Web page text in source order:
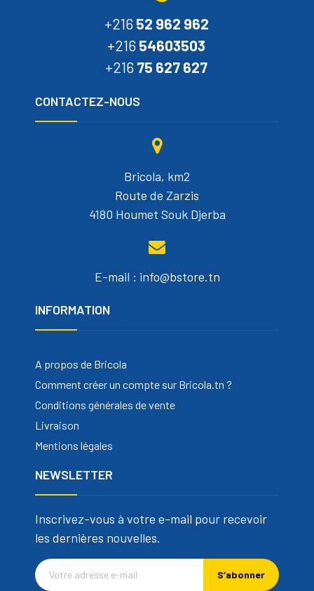
+216 52 962 962
+216 54603503
+216 75 627 627
CONTACTEZ-NOUS
Bricola, km2
Route de Zarzis
4180 Houmet Souk Djerba
E-mail : info@bstore.tn
INFORMATION
A propos de Bricola
Comment créer un compte sur Bricola.tn ?
Conditions générales de vente
Livraison
Mentions légales
NEWSLETTER
Inscrivez-vous à votre e-mail pour recevoir
les dernières nouvelles.
S’abonner